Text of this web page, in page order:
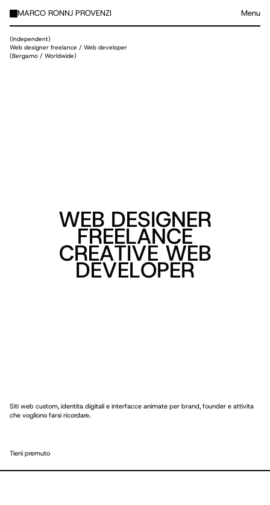
MARCO RONNJ PROVENZI Menu
(Independent)
Web designer freelance / Web developer
(Bergamo / Worldwide)
WEB DESIGNER
FREELANCE
CREATIVE WEB
DEVELOPER
Siti web custom, identita digitali e interfacce animate per brand, founder e attivita
che vogliono farsi ricordare.
Tieni premuto